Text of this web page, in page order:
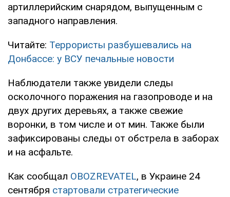
артиллерийским снарядом, выпущенным с
западного направления.
Читайте: Террористы разбушевались на
Донбассе: у ВСУ печальные новости
Наблюдатели также увидели следы
осколочного поражения на газопроводе и на
двух других деревьях, а также свежие
воронки, в том числе и от мин. Также были
зафиксированы следы от обстрела в заборах
и на асфальте.
Как сообщал OBOZREVATEL, в Украине 24
сентября стартовали стратегические